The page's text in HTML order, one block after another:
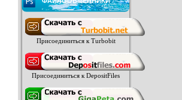
Присоединиться к Turbobit
Присоединиться к DepositFiles